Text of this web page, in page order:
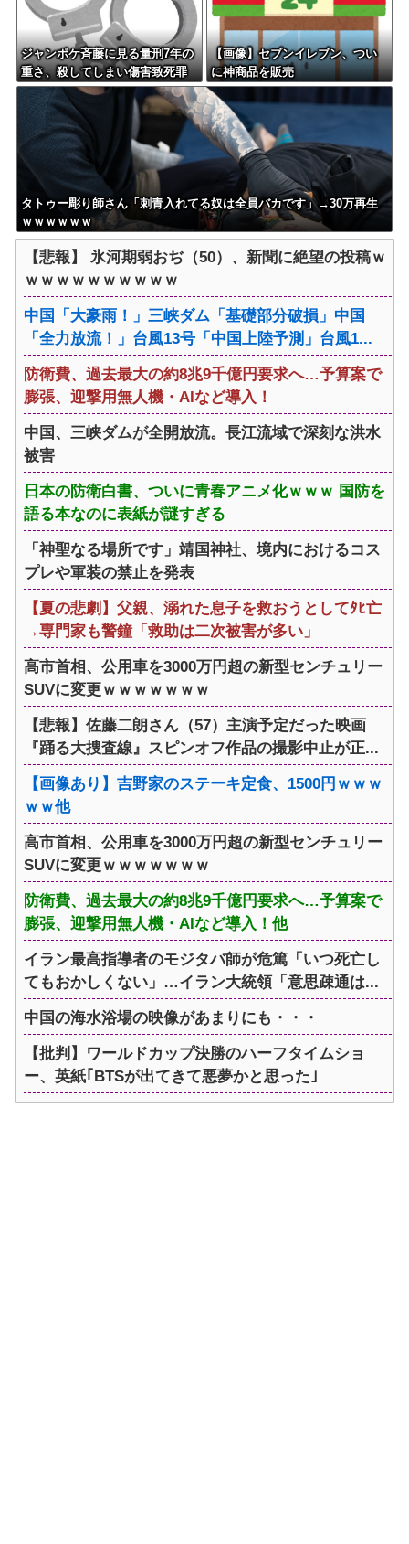
ジャンポケ斉藤に見る量刑7年の
重さ、殺してしまい傷害致死罪
を狙う方が量刑的には軽いと話
【画像】セブンイレブン、つい
に神商品を販売
タトゥー彫り師さん「刺青入れてる奴は全員バカです」→30万再生
ｗｗｗｗｗｗ
【悲報】 氷河期弱おぢ（50）、新聞に絶望の投稿ｗ
ｗｗｗｗｗｗｗｗｗｗ
中国「大豪雨！」三峡ダム「基礎部分破損」中国
「全力放流！」台風13号「中国上陸予測」台風1...
防衛費、過去最大の約8兆9千億円要求へ…予算案で
膨張、迎撃用無人機・AIなど導入！
中国、三峡ダムが全開放流。長江流域で深刻な洪水
被害
日本の防衛白書、ついに青春アニメ化ｗｗｗ 国防を
語る本なのに表紙が謎すぎる
「神聖なる場所です」靖国神社、境内におけるコス
プレや軍装の禁止を発表
【夏の悲劇】父親、溺れた息子を救おうとしてﾀﾋ亡
→専門家も警鐘「救助は二次被害が多い」
高市首相、公用車を3000万円超の新型センチュリー
SUVに変更ｗｗｗｗｗｗｗ
【悲報】佐藤二朗さん（57）主演予定だった映画
『踊る大捜査線』スピンオフ作品の撮影中止が正...
【画像あり】吉野家のステーキ定食、1500円ｗｗｗ
ｗｗ他
高市首相、公用車を3000万円超の新型センチュリー
SUVに変更ｗｗｗｗｗｗｗ
防衛費、過去最大の約8兆9千億円要求へ…予算案で
膨張、迎撃用無人機・AIなど導入！他
イラン最高指導者のモジタバ師が危篤「いつ死亡し
てもおかしくない」…イラン大統領「意思疎通は...
中国の海水浴場の映像があまりにも・・・
【批判】ワールドカップ決勝のハーフタイムショ
ー、英紙｢BTSが出てきて悪夢かと思った｣